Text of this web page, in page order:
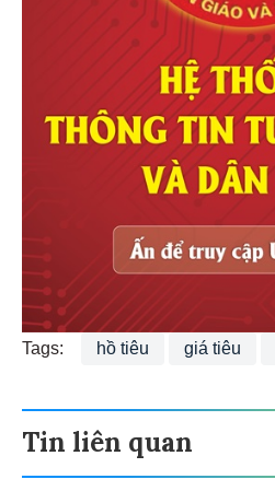
Tags: hồ tiêu giá tiêu
Tin liên quan